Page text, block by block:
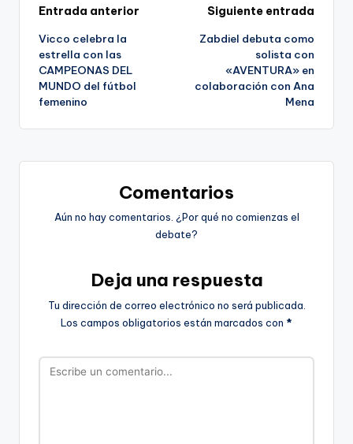
Navegación
de
entradas
Entrada anterior
Vicco celebra la
estrella con las
CAMPEONAS DEL
MUNDO del fútbol
femenino
Siguiente entrada
Zabdiel debuta como
solista con
«AVENTURA» en
colaboración con Ana
Mena
Comentarios
Aún no hay comentarios. ¿Por qué no comienzas el
debate?
Deja una respuesta
Tu dirección de correo electrónico no será publicada.
Los campos obligatorios están marcados con *